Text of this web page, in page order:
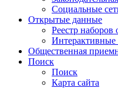
Социальные
Открытые данные
Реестр
Интерактивные
Общественная
Поиск
Поиск
Карта сайта